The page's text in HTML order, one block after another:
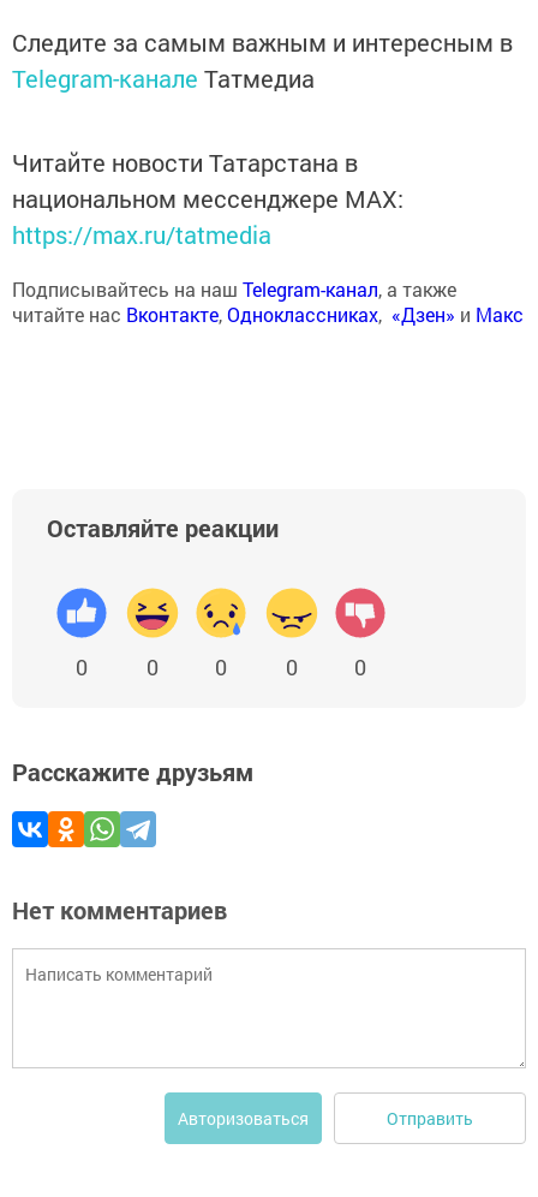
Следите за самым важным и интересным в
Telegram-канале Татмедиа
Читайте новости Татарстана в
национальном мессенджере MАХ:
https://max.ru/tatmedia
Подписывайтесь на наш Telegram-канал, а также
читайте нас Вконтакте,Одноклассниках, «Дзен» и Макс
Оставляйте реакции
0 0 0 0 0
Расскажите друзьям
Нет комментариев
Авторизоваться Отправить